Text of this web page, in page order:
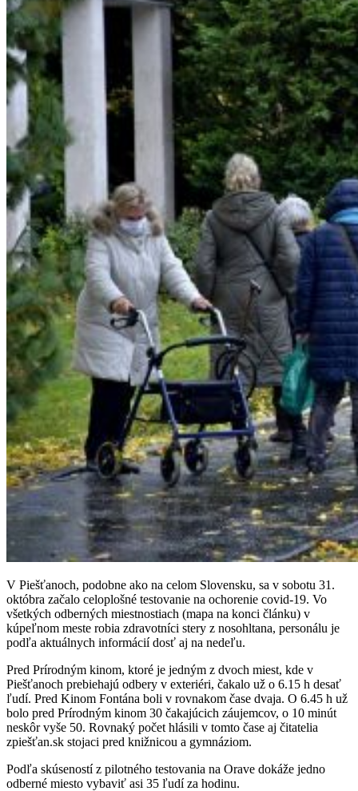
V Piešťanoch, podobne ako na celom Slovensku, sa v sobotu 31.
októbra začalo celoplošné testovanie na ochorenie covid-19. Vo
všetkých odberných miestnostiach (mapa na konci článku) v
kúpeľnom meste robia zdravotníci stery z nosohltana, personálu je
podľa aktuálnych informácií dosť aj na nedeľu.
Pred Prírodným kinom, ktoré je jedným z dvoch miest, kde v
Piešťanoch prebiehajú odbery v exteriéri, čakalo už o 6.15 h desať
ľudí. Pred Kinom Fontána boli v rovnakom čase dvaja. O 6.45 h už
bolo pred Prírodným kinom 30 čakajúcich záujemcov, o 10 minút
neskôr vyše 50. Rovnaký počet hlásili v tomto čase aj čitatelia
zpiešťan.sk stojaci pred knižnicou a gymnáziom.
Podľa skúseností z pilotného testovania na Orave dokáže jedno
odberné miesto vybaviť asi 35 ľudí za hodinu.